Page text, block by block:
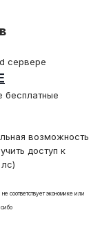
сервере
бесплатные
возможность
доступ к
соответствует экономике или